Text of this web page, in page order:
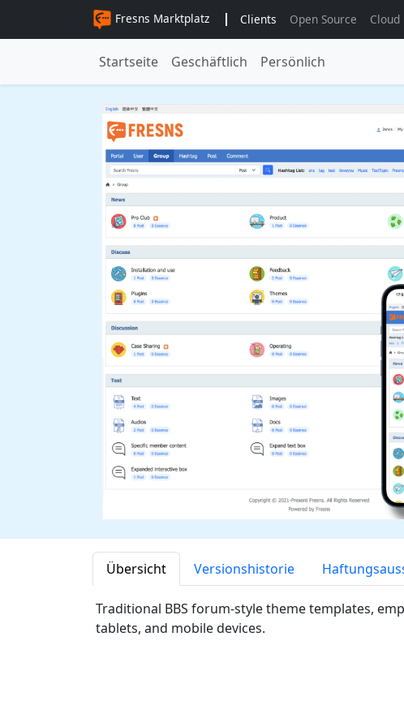
Fresns Marktplatz Clients Open Source Cloud
Startseite Geschäftlich Persönlich
Übersicht Versionshistorie
Traditional BBS forum-style theme templates,
tablets, and mobile devices.